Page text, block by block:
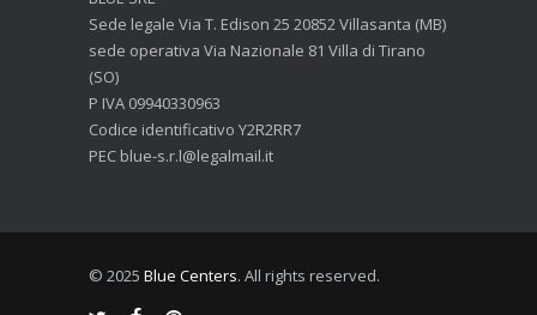
Sede legale Via T. Edison 25 20852 Villasanta (MB)
sede operativa Via Nazionale 81 Villa di Tirano
(SO)
P IVA 09940330963
Codice identificativo Y2R2RR7
PEC blue-s.r.l@legalmail.it
© 2025 Blue Centers. All rights reserved.